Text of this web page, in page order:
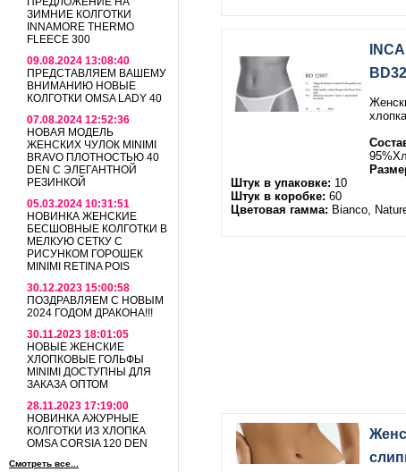
ЗИМНИЕ КОЛГОТКИ
INNAMORE THERMO
FLEECE 300
09.08.2024 13:08:40
ПРЕДСТАВЛЯЕМ ВАШЕМУ
ВНИМАНИЮ НОВЫЕ
КОЛГОТКИ OMSA LADY 40
07.08.2024 12:52:36
НОВАЯ МОДЕЛЬ
ЖЕНСКИХ ЧУЛОК MINIMI
BRAVO ПЛОТНОСТЬЮ 40
DEN С ЭЛЕГАНТНОЙ
РЕЗИНКОЙ
05.03.2024 10:31:51
НОВИНКА ЖЕНСКИЕ
БЕСШОВНЫЕ КОЛГОТКИ В
МЕЛКУЮ СЕТКУ С
РИСУНКОМ ГОРОШЕК
MINIMI RETINA POIS
30.12.2023 15:00:58
ПОЗДРАВЛЯЕМ С НОВЫМ
2024 ГОДОМ ДРАКОНА!!!
30.11.2023 18:01:05
НОВЫЕ ЖЕНСКИЕ
ХЛОПКОВЫЕ ГОЛЬФЫ
MINIMI ДОСТУПНЫ ДЛЯ
ЗАКАЗА ОПТОМ
28.11.2023 17:19:00
НОВИНКА АЖУРНЫЕ
КОЛГОТКИ ИЗ ХЛОПКА
OMSA CORSIA 120 DEN
Смотреть все...
Штук в упаковке: 10
Штук в коробке: 60
Цветовая гамма: Bianco,